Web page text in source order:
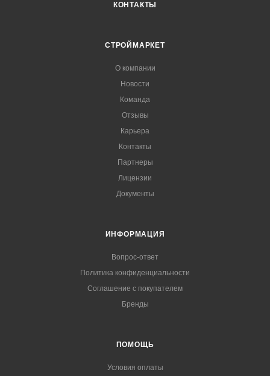
КОНТАКТЫ
СТРОЙМАРКЕТ
О компании
Новости
Команда
Отзывы
Карьера
Контакты
Партнеры
Лицензии
Документы
ИНФОРМАЦИЯ
Вопрос-ответ
Политика конфиденциальности
Соглашение с покупателем
Бренды
ПОМОЩЬ
Условия оплаты